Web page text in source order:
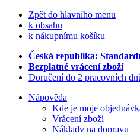
Zpět do hlavního menu
k obsahu
k nákupnímu košíku
Česká republika:
Bezplatné vrácení zboží
Doručení do 2 pracovních
Nápověda
Kde je moje
Vrácení zboží
Náklady na dopravu